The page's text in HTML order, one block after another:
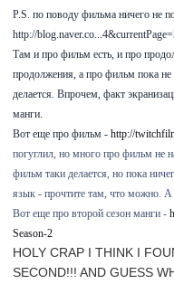
P.S. по поводу фильма ничего не
http://
Там и про фильм есть, и про
продолжения, а про фильм пока не
делается. Впрочем, факт
манги.
Вот еще про фильм - http://
погуглил, но много про фильм не
фильм таки делается, но пока
язык - прочтите там, что можно.
Вот еще про второй сезон манги -
Season-2
HOLY CRAP I THINK I
SECOND!!! AND GUESS